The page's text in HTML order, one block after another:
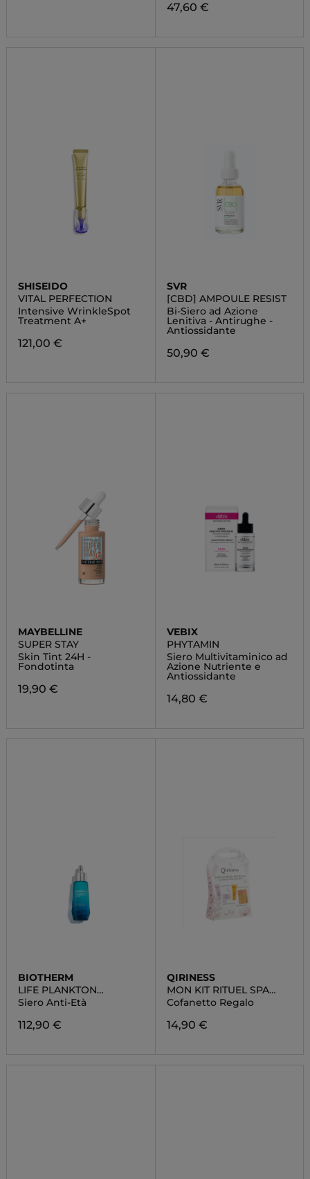
47,60 €
SHISEIDO
VITAL PERFECTION
Intensive WrinkleSpot
Treatment A+
121,00 €
SVR
[CBD] AMPOULE RESIST
Bi-Siero ad Azione
Lenitiva - Antirughe -
Antiossidante
50,90 €
MAYBELLINE
SUPER STAY
Skin Tint 24H -
Fondotinta
19,90 €
VEBIX
PHYTAMIN
Siero Multivitaminico ad
Azione Nutriente e
Antiossidante
14,80 €
BIOTHERM
LIFE PLANKTON
REGENERATING SERUM
Siero Anti-Età
112,90 €
QIRINESS
MON KIT RITUEL SPA
ÉCLAT
Cofanetto Regalo
14,90 €